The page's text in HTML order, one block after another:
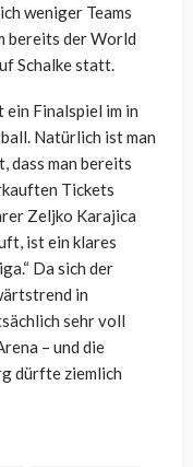
weniger Teams
bereits der World
Schalke statt.
ein Finalspiel im in
Natürlich ist man
dass man bereits
Tickets
Zeljko Karajica
ist ein klares
Da sich der
in
sehr voll
– und die
dürfte ziemlich